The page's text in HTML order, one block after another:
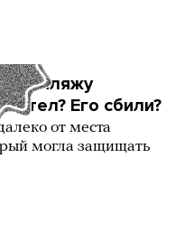
по пляжу
Его сбили?
от места
могла защищать